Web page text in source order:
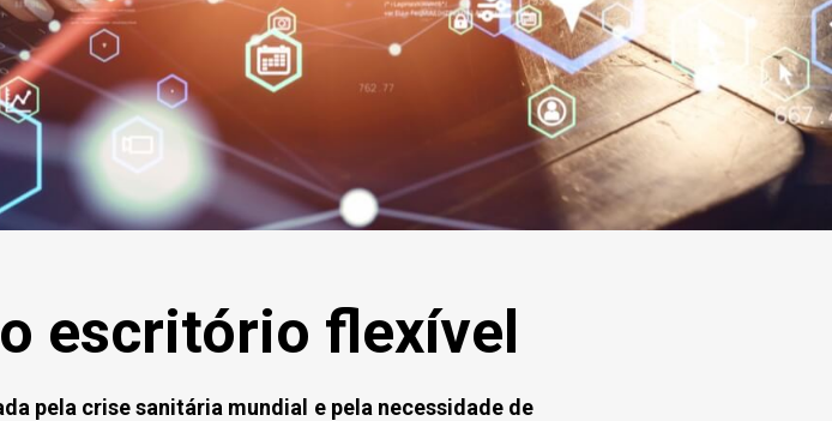
escritório flexível
pela crise sanitária mundial e pela necessidade de